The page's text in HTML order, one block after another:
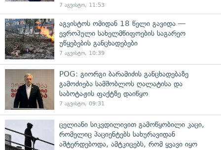
7 აგვისტო, 11:53
აგვისტოს ომიდან 18 წელი გავიდა —
ევროპული სახელმწიფოების საგარეო
უწყებების განცხადებები
7 აგვისტო, 10:39
POG: გიორგი ბარამიძის განცხადებაზე
გამოძიება სამშობლოს ღალატისა და
საბოტაჟის ფაქტზე დაიწყო
7 აგვისტო, 09:31
ცელიანი სიკვდილივით გამოწყობილი კაცი,
რომელიც პაციენტებს სახურავიდან
აშტერდებოდა, ამტკიცებს, რომ ყვავი იყო